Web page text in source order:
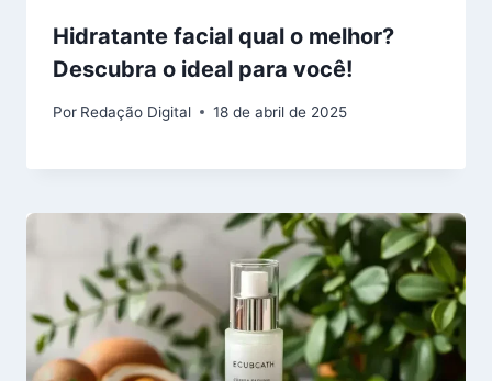
Hidratante facial qual o melhor?
Descubra o ideal para você!
Por Redação Digital 18 de abril de 2025